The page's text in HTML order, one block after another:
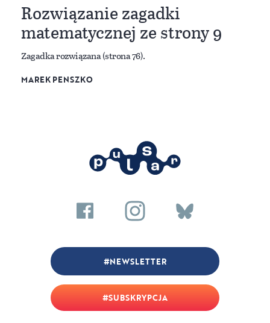
Rozwiązanie zagadki
matematycznej ze strony 9
Zagadka rozwiązana (strona 76).
MAREK PENSZKO
SUBSKRYPCJA
NEWSLETTER